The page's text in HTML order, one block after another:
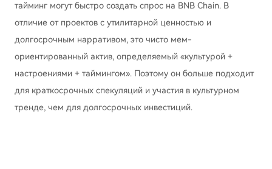
тайминг могут быстро создать спрос на BNB Chain. В
отличие от проектов с утилитарной ценностью и
долгосрочным нарративом, это чисто мем-
ориентированный актив, определяемый «культурой +
настроениями + таймингом». Поэтому он больше подходит
для краткосрочных спекуляций и участия в культурном
тренде, чем для долгосрочных инвестиций.